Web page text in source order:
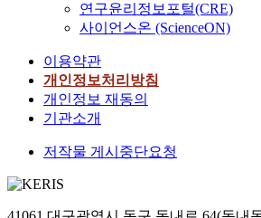
연구윤리정보포털(CRE)
사이언스온 (ScienceON)
이용약관
개인정보처리방침
개인정보 재동의
기관소개
저작물 게시중단요청